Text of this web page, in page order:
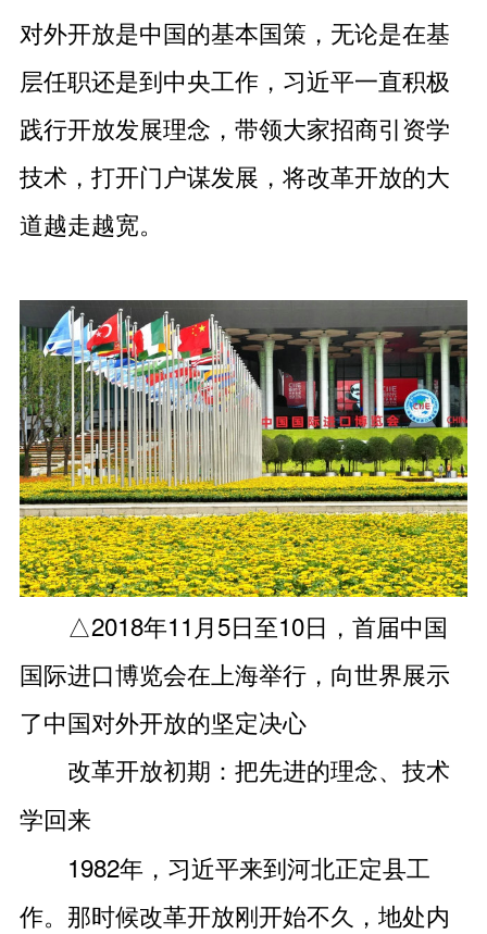
对外开放是中国的基本国策，无论是在基
层任职还是到中央工作，习近平一直积极
践行开放发展理念，带领大家招商引资学
技术，打开门户谋发展，将改革开放的大
道越走越宽。
△2018年11月5日至10日，首届中国
国际进口博览会在上海举行，向世界展示
了中国对外开放的坚定决心
改革开放初期：把先进的理念、技术
学回来
1982年，习近平来到河北正定县工
作。那时候改革开放刚开始不久，地处内